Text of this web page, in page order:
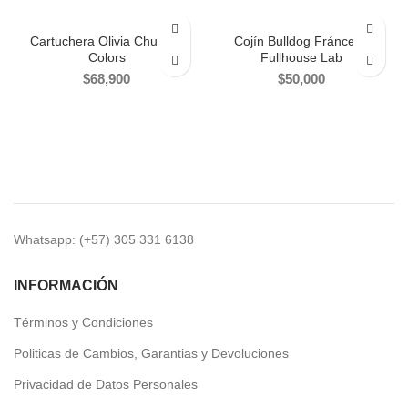
Cartuchera Olivia Chuncky
Colors
$68,900
Cojín Bulldog Fránces /
Fullhouse Lab
$50,000
Whatsapp: (+57) 305 331 6138
INFORMACIÓN
Términos y Condiciones
Politicas de Cambios, Garantias y Devoluciones
Privacidad de Datos Personales